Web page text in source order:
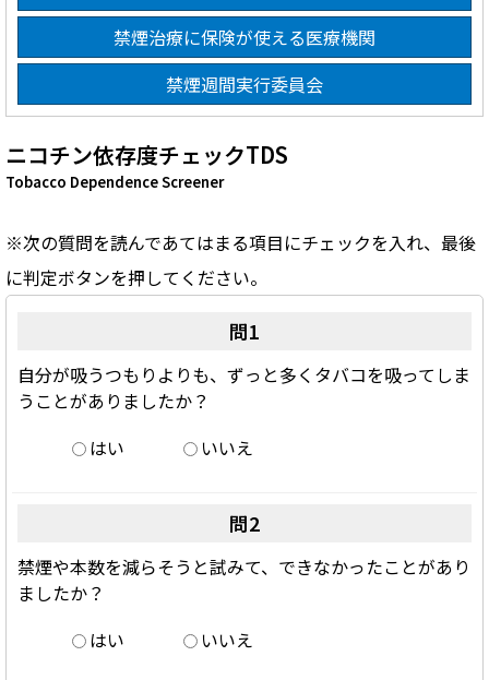
禁煙治療に保険が使える医療機関
禁煙週間実行委員会
ニコチン依存度チェックTDS
Tobacco Dependence Screener
※次の質問を読んであてはまる項目にチェックを入れ、最後
に判定ボタンを押してください。
問1
自分が吸うつもりよりも、ずっと多くタバコを吸ってしま
うことがありましたか？
はい
いいえ
問2
禁煙や本数を減らそうと試みて、できなかったことがあり
ましたか？
はい
いいえ